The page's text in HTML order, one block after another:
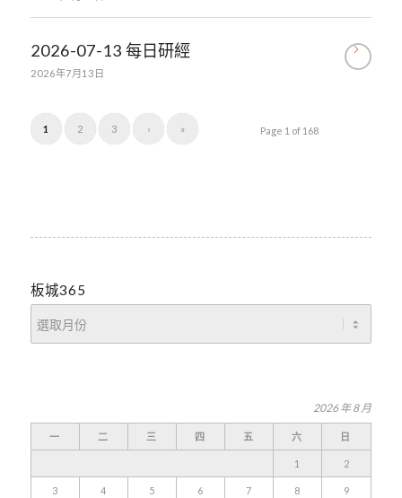
2026-07-13 每日研經
2026年7月13日
Page 1 of 168
1 2 3 › »
板城365
2026 年 8 月
一 二 三 四 五 六 日
1 2
3 4 5 6 7 8 9